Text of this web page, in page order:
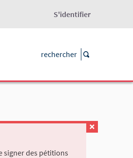
S'identifier
signer des pétitions